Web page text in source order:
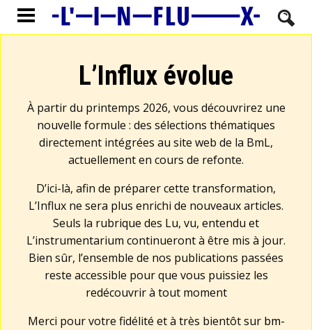
L’Influx évolue
À partir du printemps 2026, vous découvrirez une
nouvelle formule : des sélections thématiques
directement intégrées au site web de la BmL,
actuellement en cours de refonte.
D’ici-là, afin de préparer cette transformation,
L’Influx ne sera plus enrichi de nouveaux articles.
Seuls la rubrique des Lu, vu, entendu et
L’instrumentarium continueront à être mis à jour.
Bien sûr, l’ensemble de nos publications passées
reste accessible pour que vous puissiez les
redécouvrir à tout moment
Merci pour votre fidélité et à très bientôt sur bm-